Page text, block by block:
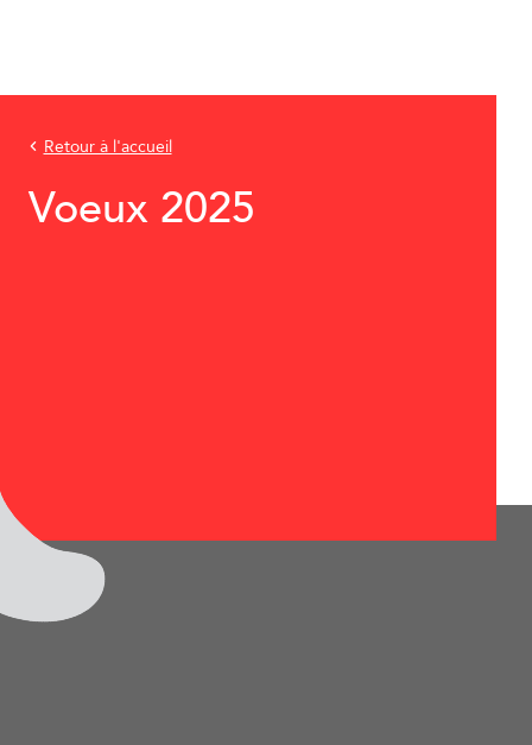
Retour à l'accueil
Voeux 2025